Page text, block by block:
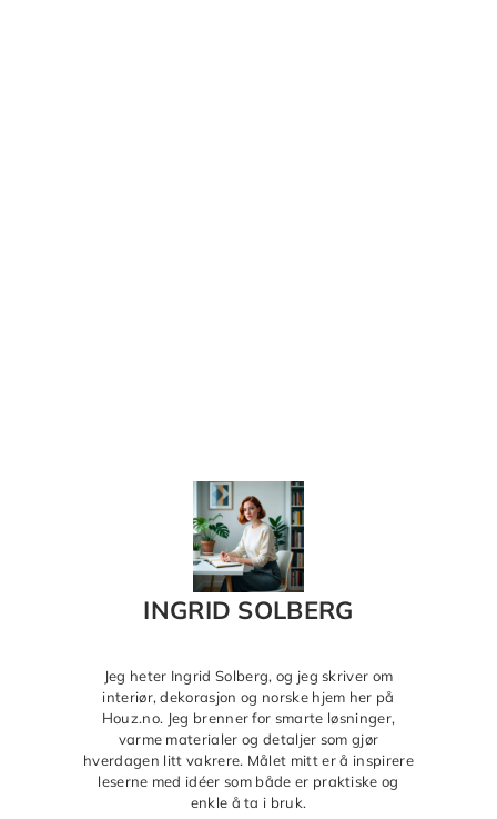
INGRID SOLBERG
Jeg heter Ingrid Solberg, og jeg skriver om
interiør, dekorasjon og norske hjem her på
Houz.no. Jeg brenner for smarte løsninger,
varme materialer og detaljer som gjør
hverdagen litt vakrere. Målet mitt er å inspirere
leserne med idéer som både er praktiske og
enkle å ta i bruk.